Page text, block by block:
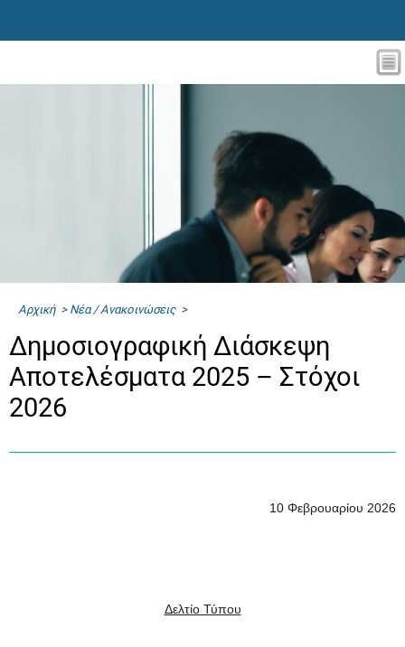
Αρχική> Νέα / Ανακοινώσεις>
Δημοσιογραφική Διάσκεψη
Αποτελέσματα 2025 – Στόχοι
2026
10 Φεβρουαρίου 2026
Δελτίο Τύπου